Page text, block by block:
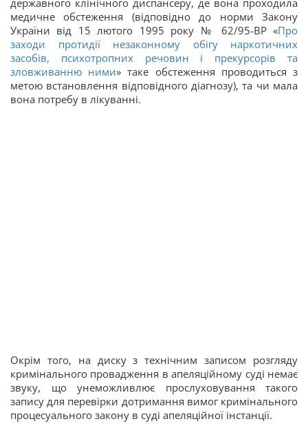
державного клінічного диспансеру, де вона проходила
медичне обстеження (відповідно до норми Закону
України від 15 лютого 1995 року № 62/95-ВР «Про
заходи протидії незаконному обігу наркотичних
засобів, психотропних речовин і прекурсорів та
зловживанню ними» таке обстеження проводиться з
метою встановлення відповідного діагнозу), та чи мала
вона потребу в лікуванні.
Окрім того, на диску з технічним записом розгляду
кримінального провадження в апеляційному суді немає
звуку, що унеможливлює прослуховування такого
запису для перевірки дотримання вимог кримінального
процесуального закону в суді апеляційної інстанції.